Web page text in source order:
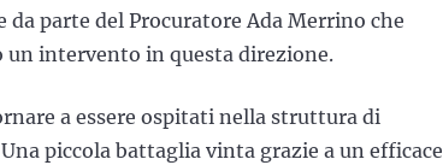
da parte del Procuratore Ada Merrino che
un intervento in questa direzione.
a essere ospitati nella struttura di
piccola battaglia vinta grazie a un efficace